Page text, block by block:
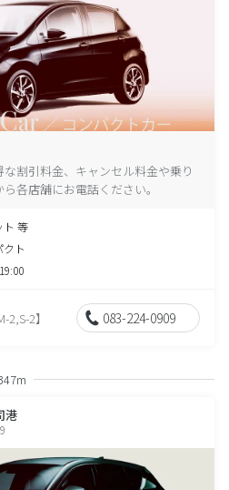
割引料金、キャンセル料金や乗り
各店舗にお電話ください。
ト 等
クト
2】 083-224-0909
港